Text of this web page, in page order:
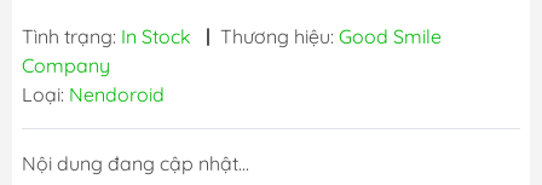
Tình trạng: In Stock | Thương hiệu: Good Smile
Company
Loại: Nendoroid
Nội dung đang cập nhật...